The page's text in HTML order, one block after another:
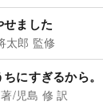
ました
太郎 監修
にすぎるから。
/児島 修 訳